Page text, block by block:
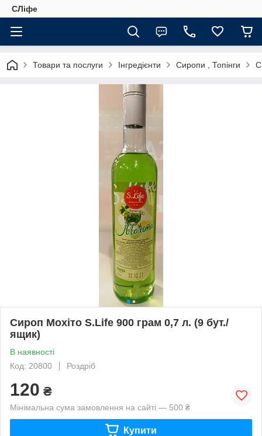
СЛіфе
Товари та послуги Інгредієнти Сиропи , Топінги
Сироп Мохіто S.Life 900 грам 0,7 л. (9 бут./
ящик)
В наявності
Код: 20800
Роздріб
120 ₴
Мінімальна сума замовлення на сайті — 500 ₴
Купити